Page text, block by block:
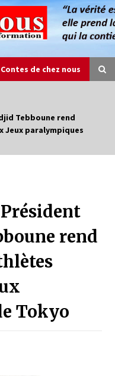
Contes de chez nous
plus là (17e partie)
du M’zab
Tebboune rend
Jeux paralympiques
rend
Tokyo